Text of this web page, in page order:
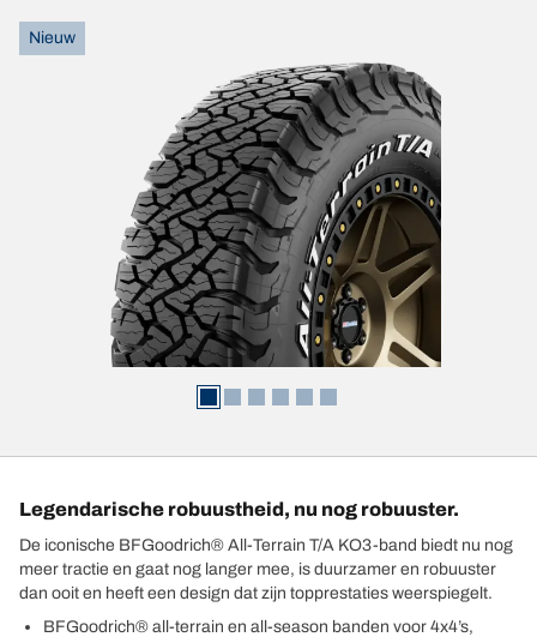
Nieuw
Legendarische robuustheid, nu nog robuuster.
De iconische BFGoodrich® All-Terrain T/A KO3-band biedt nu nog
meer tractie en gaat nog langer mee, is duurzamer en robuuster
dan ooit en heeft een design dat zijn topprestaties weerspiegelt.
BFGoodrich® all-terrain en all-season banden voor 4x4’s,